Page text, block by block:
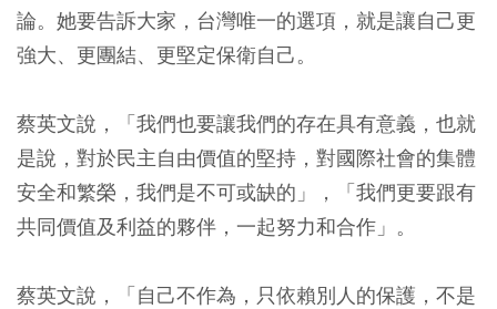
論。她要告訴大家，台灣唯一的選項，就是讓自己更
強大、更團結、更堅定保衛自己。
蔡英文說，「我們也要讓我們的存在具有意義，也就
是說，對於民主自由價值的堅持，對國際社會的集體
安全和繁榮，我們是不可或缺的」，「我們更要跟有
共同價值及利益的夥伴，一起努力和合作」。
蔡英文說，「自己不作為，只依賴別人的保護，不是